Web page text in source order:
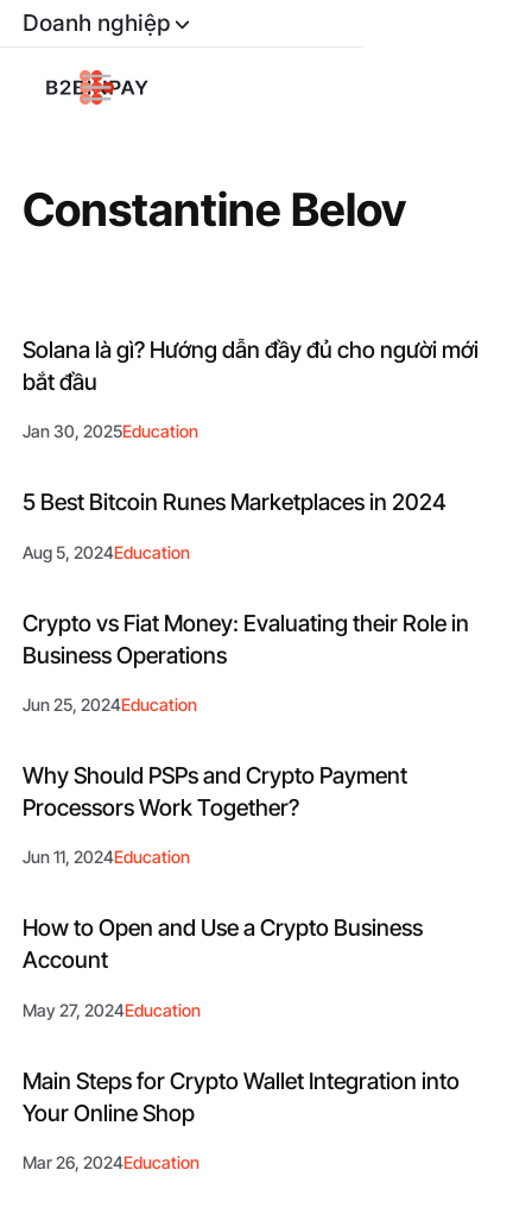
Doanh nghiệp
Constantine Belov
Solana là gì? Hướng dẫn đầy đủ cho người mới
bắt đầu
Jan 30, 2025Education
5 Best Bitcoin Runes Marketplaces in 2024
Aug 5, 2024Education
Crypto vs Fiat Money: Evaluating their Role in
Business Operations
Jun 25, 2024Education
Why Should PSPs and Crypto Payment
Processors Work Together?
Jun 11, 2024Education
How to Open and Use a Crypto Business
Account
May 27, 2024Education
Main Steps for Crypto Wallet Integration into
Your Online Shop
Mar 26, 2024Education